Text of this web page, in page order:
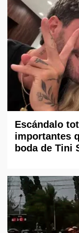
Escándalo
importantes
boda de Tini